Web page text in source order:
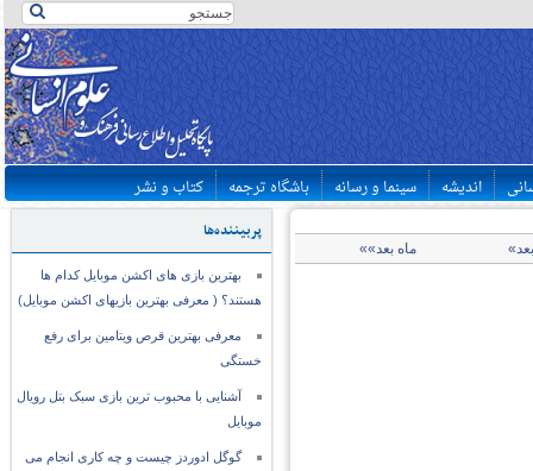
اندیشه سینما و رسانه باشگاه ترجمه کتاب و نشر
پربیننده‌ها
بهترین بازی های اکشن موبایل کدام ها
هستند؟ ( معرفی بهترین بازیهای اکشن موبایل)
معرفی بهترین قرص ویتامین برای رفع
خستگی
آشنایی با محبوب ترین بازی سبک بتل رویال
موبایل
گوگل ادوردز چیست و چه کاری انجام می
ماه بعد»»